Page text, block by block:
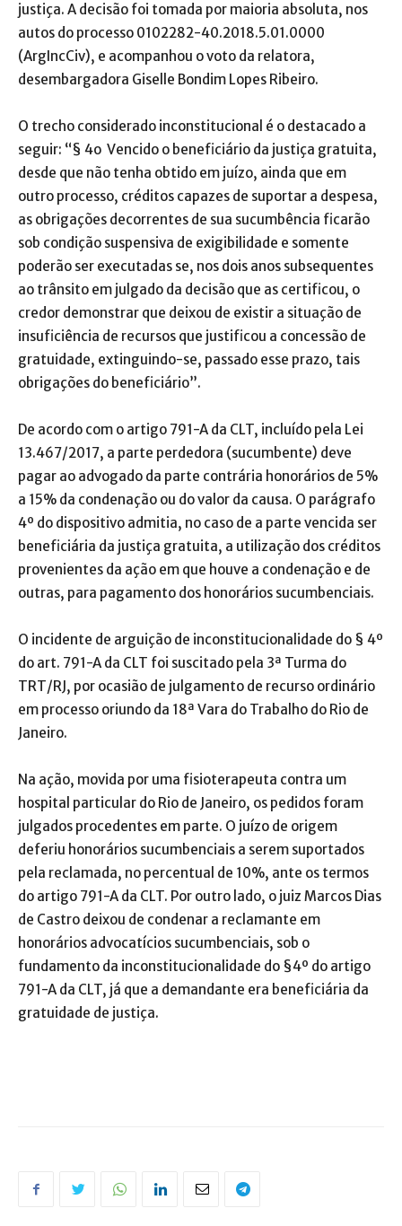
justiça. A decisão foi tomada por maioria absoluta, nos
autos do processo 0102282-40.2018.5.01.0000
(ArgIncCiv), e acompanhou o voto da relatora,
desembargadora Giselle Bondim Lopes Ribeiro.
O trecho considerado inconstitucional é o destacado a
seguir: “§ 4o Vencido o beneficiário da justiça gratuita,
desde que não tenha obtido em juízo, ainda que em
outro processo, créditos capazes de suportar a despesa,
as obrigações decorrentes de sua sucumbência ficarão
sob condição suspensiva de exigibilidade e somente
poderão ser executadas se, nos dois anos subsequentes
ao trânsito em julgado da decisão que as certificou, o
credor demonstrar que deixou de existir a situação de
insuficiência de recursos que justificou a concessão de
gratuidade, extinguindo-se, passado esse prazo, tais
obrigações do beneficiário”.
De acordo com o artigo 791-A da CLT, incluído pela Lei
13.467/2017, a parte perdedora (sucumbente) deve
pagar ao advogado da parte contrária honorários de 5%
a 15% da condenação ou do valor da causa. O parágrafo
4º do dispositivo admitia, no caso de a parte vencida ser
beneficiária da justiça gratuita, a utilização dos créditos
provenientes da ação em que houve a condenação e de
outras, para pagamento dos honorários sucumbenciais.
O incidente de arguição de inconstitucionalidade do § 4º
do art. 791-A da CLT foi suscitado pela 3ª Turma do
TRT/RJ, por ocasião de julgamento de recurso ordinário
em processo oriundo da 18ª Vara do Trabalho do Rio de
Janeiro.
Na ação, movida por uma fisioterapeuta contra um
hospital particular do Rio de Janeiro, os pedidos foram
julgados procedentes em parte. O juízo de origem
deferiu honorários sucumbenciais a serem suportados
pela reclamada, no percentual de 10%, ante os termos
do artigo 791-A da CLT. Por outro lado, o juiz Marcos Dias
de Castro deixou de condenar a reclamante em
honorários advocatícios sucumbenciais, sob o
fundamento da inconstitucionalidade do §4º do artigo
791-A da CLT, já que a demandante era beneficiária da
gratuidade de justiça.